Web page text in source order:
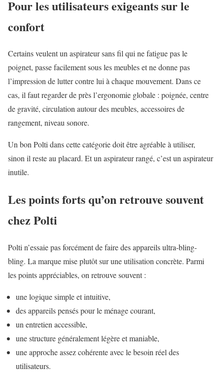
Pour les utilisateurs exigeants sur le
confort
Certains veulent un aspirateur sans fil qui ne fatigue pas le
poignet, passe facilement sous les meubles et ne donne pas
l’impression de lutter contre lui à chaque mouvement. Dans ce
cas, il faut regarder de près l’ergonomie globale : poignée, centre
de gravité, circulation autour des meubles, accessoires de
rangement, niveau sonore.
Un bon Polti dans cette catégorie doit être agréable à utiliser,
sinon il reste au placard. Et un aspirateur rangé, c’est un aspirateur
inutile.
Les points forts qu’on retrouve souvent
chez Polti
Polti n’essaie pas forcément de faire des appareils ultra-bling-
bling. La marque mise plutôt sur une utilisation concrète. Parmi
les points appréciables, on retrouve souvent :
une logique simple et intuitive,
des appareils pensés pour le ménage courant,
un entretien accessible,
une structure généralement légère et maniable,
une approche assez cohérente avec le besoin réel des
utilisateurs.